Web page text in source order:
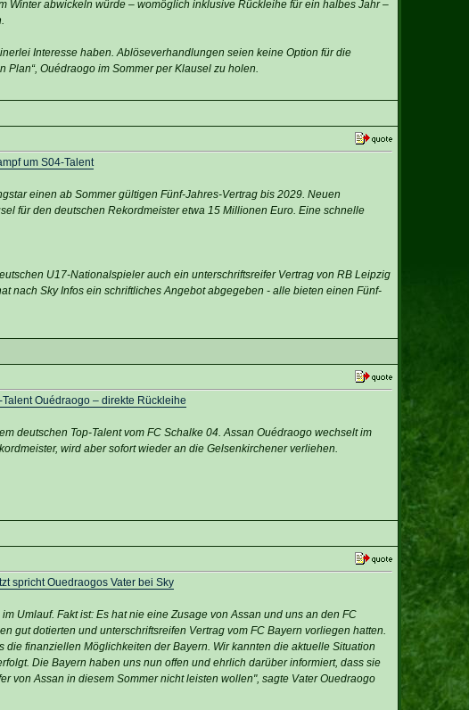
Winter abwickeln würde – womöglich inklusive Rückleihe für ein halbes Jahr –
Interesse haben. Ablöseverhandlungen seien keine Option für die
Plan“, Ouédraogo im Sommer per Klausel zu holen.
um S04-Talent
einen ab Sommer gültigen Fünf-Jahres-Vertrag bis 2029. Neuen
für den deutschen Rekordmeister etwa 15 Millionen Euro. Eine schnelle
U17-Nationalspieler auch ein unterschriftsreifer Vertrag von RB Leipzig
nach Sky Infos ein schriftliches Angebot abgegeben - alle bieten einen Fünf-
Ouédraogo – direkte Rückleihe
deutschen Top-Talent vom FC Schalke 04. Assan Ouédraogo wechselt im
wird aber sofort wieder an die Gelsenkirchener verliehen.
spricht Ouedraogos Vater bei Sky
Umlauf. Fakt ist: Es hat nie eine Zusage von Assan und uns an den FC
gut dotierten und unterschriftsreifen Vertrag vom FC Bayern vorliegen hatten.
die finanziellen Möglichkeiten der Bayern. Wir kannten die aktuelle Situation
Die Bayern haben uns nun offen und ehrlich darüber informiert, dass sie
von Assan in diesem Sommer nicht leisten wollen", sagte Vater Ouedraogo